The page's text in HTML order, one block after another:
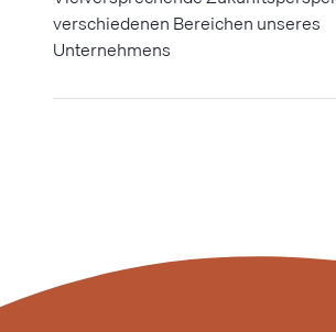
verschiedenen Bereichen unseres
Unternehmens